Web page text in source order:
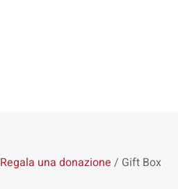
Regala una donazione / Gift Box